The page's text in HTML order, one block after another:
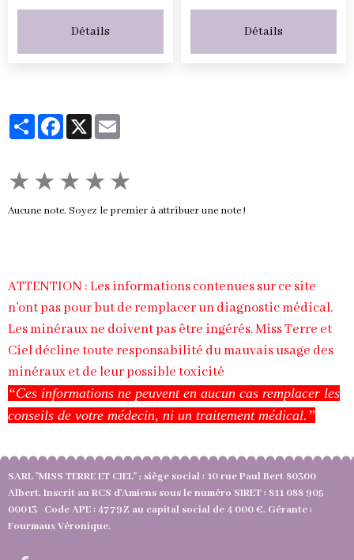
Détails Détails
PartagerFacebook
X
★ ★ ★ ★ ★
Aucune note. Soyez le premier à attribuer une note !
ATTENTION : Les informations contenues sur ce site
n’ont pas pour but de remplacer un diagnostic médical.
Les minéraux ne doivent pas être ingérés. Miss Terre et
Ciel décline toute responsabilité du mauvais usage des
minéraux et de leur possible toxicité
“Ces informations ne peuvent en aucun cas remplacer les
conseils de votre médecin, ni un traitement médical.”
SARL "MISS TERRE ET CIEL" ; siège social : 10 rue Paul Bert 80300
Albert. Inscrit au RCS d'Amiens sous le numéro SIRET : 811 088 905
00013 Code APE : 4779Z au capital social de 4 000 €. Gérante :
Fourmaux Véronique.